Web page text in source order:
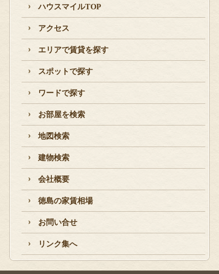
ハウスマイルTOP
アクセス
エリアで賃貸を探す
スポットで探す
ワードで探す
お部屋を検索
地図検索
建物検索
会社概要
徳島の家賃相場
お問い合せ
リンク集へ